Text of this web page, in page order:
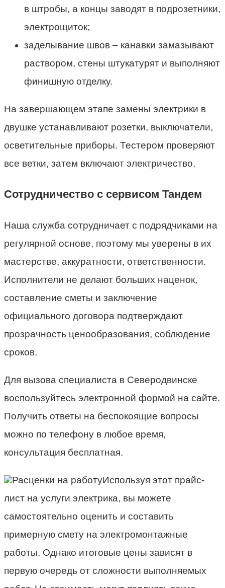
в штробы, а концы заводят в подрозетники,
электрощиток;
заделывание швов – канавки замазывают
раствором, стены штукатурят и выполняют
финишную отделку.
На завершающем этапе замены электрики в
двушке устанавливают розетки, выключатели,
осветительные приборы. Тестером проверяют
все ветки, затем включают электричество.
Сотрудничество с сервисом Тандем
Наша служба сотрудничает с подрядчиками на
регулярной основе, поэтому мы уверены в их
мастерстве, аккуратности, ответственности.
Исполнители не делают больших наценок,
составление сметы и заключение
официального договора подтверждают
прозрачность ценообразования, соблюдение
сроков.
Для вызова специалиста в Северодвинске
воспользуйтесь электронной формой на сайте.
Получить ответы на беспокоящие вопросы
можно по телефону в любое время,
консультация бесплатная.
Расценки на работуИспользуя этот прайс-
лист на услуги электрика, вы можете
самостоятельно оценить и составить
примерную смету на электромонтажные
работы. Однако итоговые цены зависят в
первую очередь от сложности выполняемых